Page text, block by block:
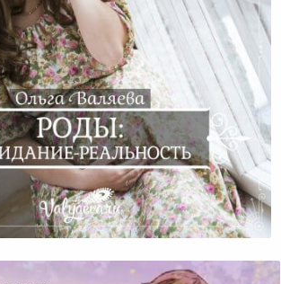
Ожидание-Реальность